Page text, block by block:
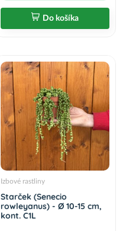
Do košíka
Izbové rastliny
Starček (Senecio
rowleyanus) - Ø 10-15 cm,
kont. C1L